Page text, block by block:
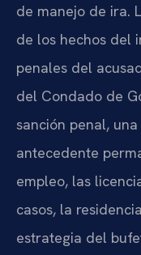
de manejo de ira.
de los hechos del
penales del
del Condado de
sanción penal,
antecedente
empleo, las
casos, la
estrategia del